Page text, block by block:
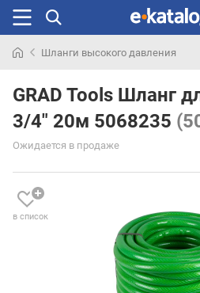
раньше
Шланги высокого давления
GRAD Tools Шланг
3/4" 20м 5068235
Ожидается в продаже
в список